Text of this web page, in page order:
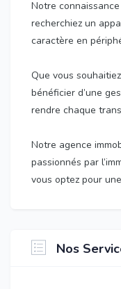
Notre
recherchiez un
caractère en
Que vous
bénéficier d’une
rendre chaque
Notre agence
passionnés par
vous optez pour
Nos